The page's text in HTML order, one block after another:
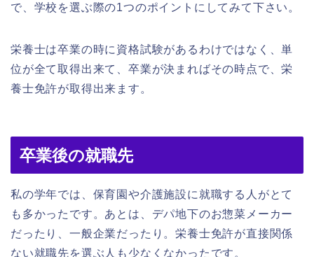
で、学校を選ぶ際の1つのポイントにしてみて下さい。
栄養士は卒業の時に資格試験があるわけではなく、単
位が全て取得出来て、卒業が決まればその時点で、栄
養士免許が取得出来ます。
卒業後の就職先
私の学年では、保育園や介護施設に就職する人がとて
も多かったです。あとは、デパ地下のお惣菜メーカー
だったり、一般企業だったり。栄養士免許が直接関係
ない就職先を選ぶ人も少なくなかったです。